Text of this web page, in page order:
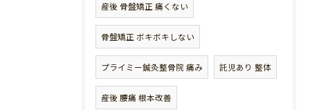
産後 骨盤矯正 痛くない
骨盤矯正 ボキボキしない
プライミー鍼灸整骨院 痛み 託児あり 整体
産後 腰痛 根本改善